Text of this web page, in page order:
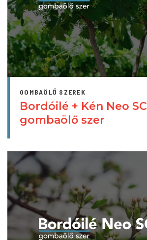
GOMBAÖLŐ SZEREK
Bordóilé + Kén Neo SC
gombaölő szer